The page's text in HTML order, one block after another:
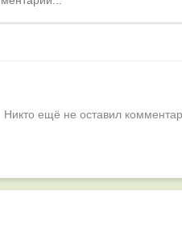
Никто ещё не оставил